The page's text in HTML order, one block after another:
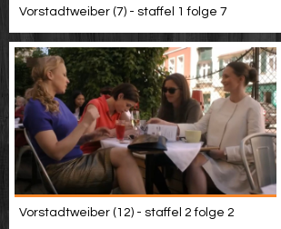
Vorstadtweiber (7) - staffel 1 folge 7
Vorstadtweiber (12) - staffel 2 folge 2